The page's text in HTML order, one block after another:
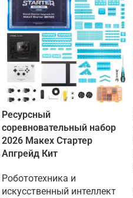
Ресурсный
соревновательный набор
2026 Макех Стартер
Апгрейд Кит
Робототехника и
искусственный интеллект